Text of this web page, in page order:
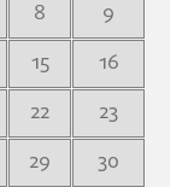
8
9
15
16
22
23
29
30